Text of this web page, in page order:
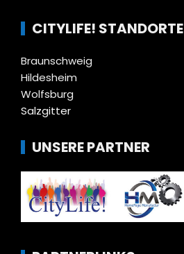
CITYLIFE! STANDORTE
Braunschweig
Hildesheim
Wolfsburg
Salzgitter
UNSERE PARTNER